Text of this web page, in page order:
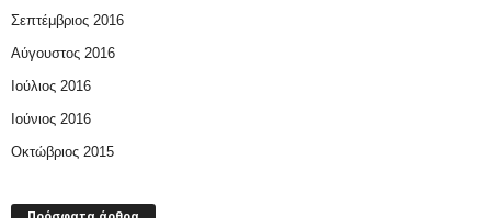
Σεπτέμβριος 2016
Αύγουστος 2016
Ιούλιος 2016
Ιούνιος 2016
Οκτώβριος 2015